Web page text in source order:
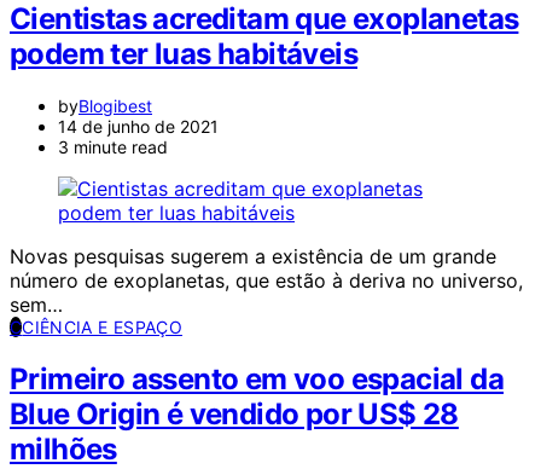
Cientistas acreditam que exoplanetas
podem ter luas habitáveis
byBlogibest
14 de junho de 2021
3 minute read
Novas pesquisas sugerem a existência de um grande
número de exoplanetas, que estão à deriva no universo,
sem…
CCIÊNCIA E ESPAÇO
Primeiro assento em voo espacial da
Blue Origin é vendido por US$ 28
milhões